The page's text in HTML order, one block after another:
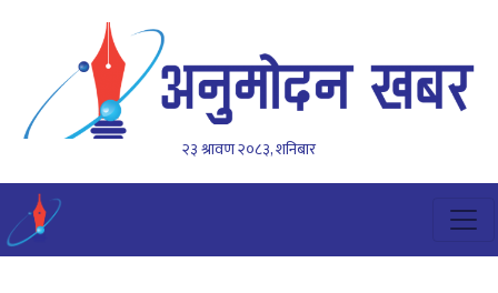
२३ श्रावण २०८३, शनिबार